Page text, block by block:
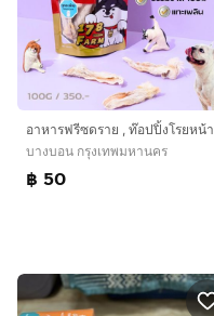
บางบอน กรุงเทพมหานคร
฿ 50